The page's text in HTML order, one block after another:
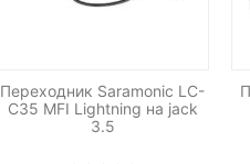
Переходник Saramonic LC-
C35 MFI Lightning на jack
3.5